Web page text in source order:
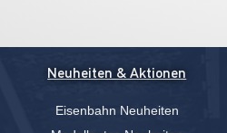
Neuheiten & Aktionen
Eisenbahn Neuheiten